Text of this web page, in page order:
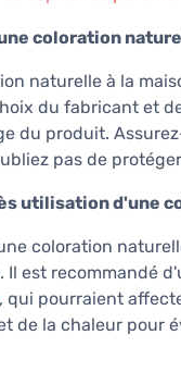
coloration
naturelle à la
du fabricant et
du produit.
pas de
utilisation d'une
coloration
Il est recommandé
, qui pourraient
de la chaleur pour